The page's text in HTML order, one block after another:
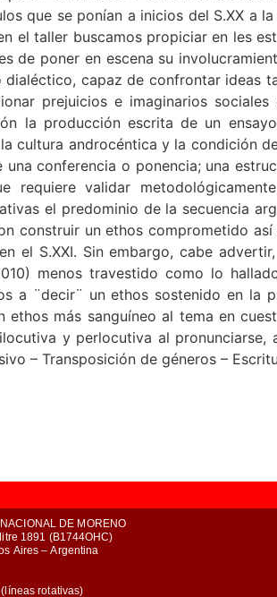
que se ponían a inicios del S.XX a
el taller buscamos propiciar en les
de poner en escena su
dialéctico, capaz de confrontar ideas
prejuicios e imaginarios
la producción escrita de un
cultura androcéntica y la condición
conferencia o ponencia; una
requiere validar
el predominio de la secuencia
construir un ethos comprometido
el S.XXI. Sin embargo, cabe
menos travestido como lo
a ¨decir¨ un ethos sostenido en la
ethos más sanguíneo al tema en
y perlocutiva al pronunciarse,
– Transposición de géneros –
DE MORENO
1891 (B1744OHC)
Aires – Argentina
rotativas)